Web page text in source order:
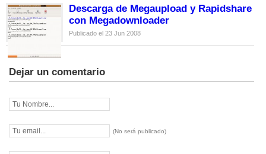
Descarga de Megaupload y Rapidshare
con Megadownloader
Publicado el 23 Jun 2008
Dejar un comentario
(No será publicado)